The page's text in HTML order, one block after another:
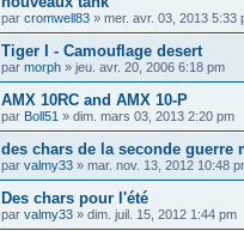
par cromwell83 » mer. avr. 03, 2013 5:33
Tiger I - Camouflage desert
par morph » jeu. avr. 20, 2006 6:18 pm
AMX 10RC and AMX 10-P
par Boll51 » dim. mars 03, 2013 2:20 pm
des chars de la seconde guerre
par valmy33 » mar. nov. 13, 2012 10:48
Des chars pour l'été
par valmy33 » dim. juil. 15, 2012 1:44 pm